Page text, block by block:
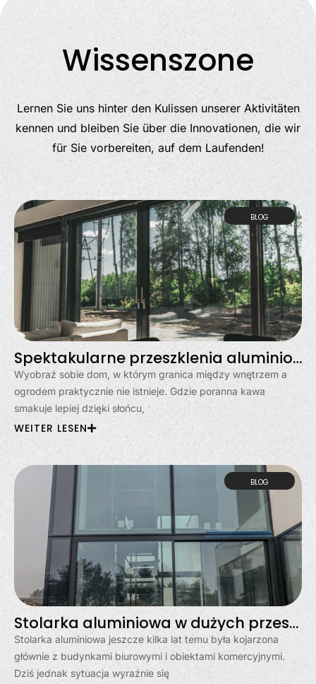
Wissenszone
Lernen Sie uns hinter den Kulissen unserer Aktivitäten
kennen und bleiben Sie über die Innovationen, die wir
für Sie vorbereiten, auf dem Laufenden!
BLOG
Spektakularne przeszklenia aluminiowe w Gdyni – dom otwarty na świat
Wyobraź sobie dom, w którym granica między wnętrzem a
ogrodem praktycznie nie istnieje. Gdzie poranna kawa
smakuje lepiej dzięki słońcu,
WEITER LESEN
BLOG
Stolarka aluminiowa w dużych przeszkleniach? Moda, czy stały trend?
Stolarka aluminiowa jeszcze kilka lat temu była kojarzona
głównie z budynkami biurowymi i obiektami komercyjnymi.
Dziś jednak sytuacja wyraźnie się